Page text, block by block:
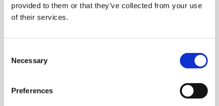
provided to them or that they’ve collected from your use
of their services.
Selection
Necessary
Preferences
Szenarien. Ob im Online-Unterricht oder mit
Whiteboard – nutzen Sie ihn flexibel mit digitalen
Verlinkungen zu Onlineaufgaben. Der
Unterrichtsbegleiter ist sowohl als Einzel- als auch
Gruppenlizenz erhältlich und lässt sich ideal mit
Online-Prüfungstraining telc Deutsch B1·B2 Pflege